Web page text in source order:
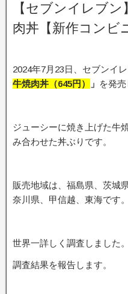
【セブンイレブ
肉丼【新作コンビ
2024年7月23日、セブンイ
牛焼肉丼 （645円 ） 」 を発売
ジューシーに焼き上げた牛
み合わせた丼ぶりです。
販売地域は、福島県、茨城
奈川県、甲信越、東海です。
世界一詳しく調査しました。
調査結果を報告します。